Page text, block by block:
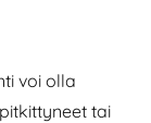
voi olla
tai